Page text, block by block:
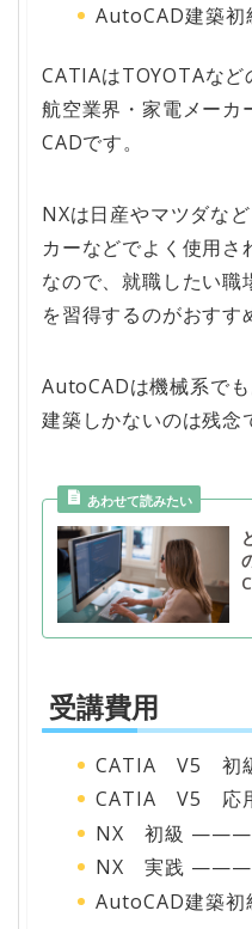
AutoCAD建築初
CATIAはTOYOTAなど
航空業界・家電メーカ
CADです。
NXは日産やマツダな
カーなどでよく使用さ
なので、就職したい職
を習得するのがおすす
AutoCADは機械系でも
建築しかないのは残念
受講費用
CATIA V5 初
CATIA V5 応
NX 初級
NX 実践
AutoCAD建築初